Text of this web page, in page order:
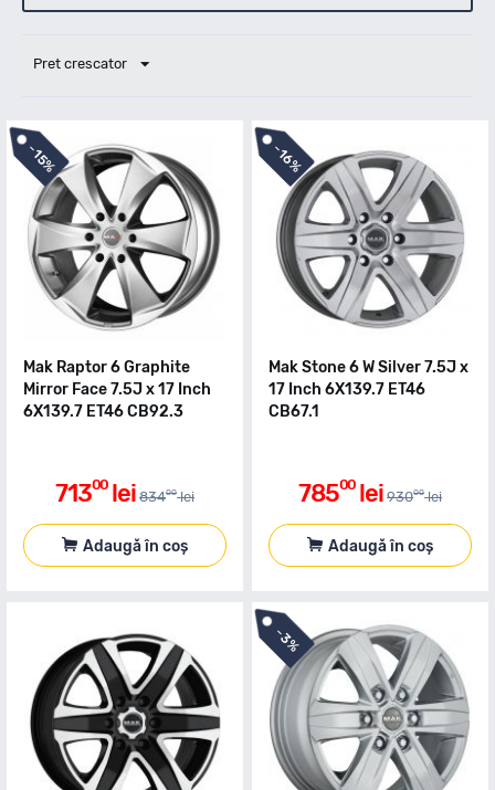
Pret crescator
-15%
Mak Raptor 6 Graphite
Mirror Face 7.5J x 17 Inch
6X139.7 ET46 CB92.3
71300 lei 83400 lei
Adaugă în coș
-16%
Mak Stone 6 W Silver 7.5J x
17 Inch 6X139.7 ET46
CB67.1
78500 lei 93000 lei
Adaugă în coș
-
3%